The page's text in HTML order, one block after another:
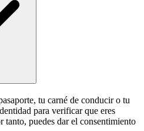
tu carné de conducir o tu
para verificar que eres
tanto, puedes dar el consentimiento